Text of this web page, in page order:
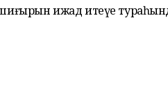
шиғырын ижад итеүе